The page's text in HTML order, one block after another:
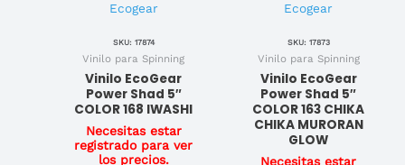
Ecogear
SKU: 17874
Vinilo para Spinning
Vinilo EcoGear
Power Shad 5″
COLOR 168 IWASHI
Necesitas estar
registrado para ver
los precios.
Ecogear
SKU: 17873
Vinilo para Spinning
Vinilo EcoGear
Power Shad 5″
COLOR 163 CHIKA
CHIKA MURORAN
GLOW
Necesitas estar